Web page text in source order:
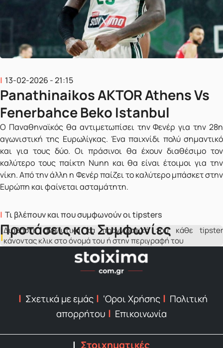
13-02-2026 - 21:15
Panathinaikos AKTOR Athens Vs
Fenerbahce Beko Istanbul
Ο Παναθηναϊκός θα αντιμετωπίσει την Φενέρ για την 28η
αγωνιστική της Ευρωλίγκας. Ένα παιχνίδι πολύ σημαντικό
και για τους δύο. Οι πράσινοι θα έχουν διαθέσιμο τον
καλύτερο τους παίκτη Nunn και θα είναι έτοιμοι για την
νίκη. Από την άλλη η Φενέρ παίζει το καλύτερο μπάσκετ στην
Ευρώπη και φαίνεται ασταμάτητη.
Τι βλέπουν και που συμφωνούν οι tipsters
Προτάσεις και Συμφωνίες
Διάβαστε αναλυτικά τα προγνωστικά του κάθε tipster
κάνοντας κλικ στο όνομά του ή στην περιγραφή του
Σχετικά με εμάς ‘Οροι Χρήσης
Πολιτική
απορρήτου
Επικοινωνία
Στοιχηματικές